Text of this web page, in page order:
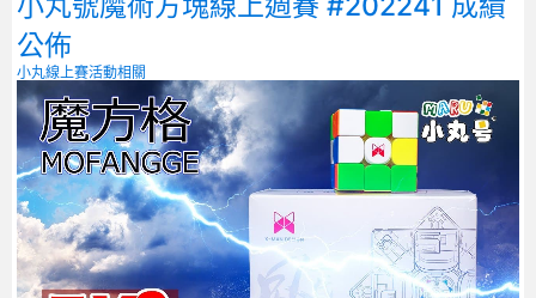
公佈
小丸線上賽活動相關